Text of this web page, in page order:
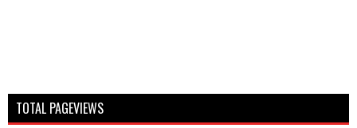
TOTAL PAGEVIEWS